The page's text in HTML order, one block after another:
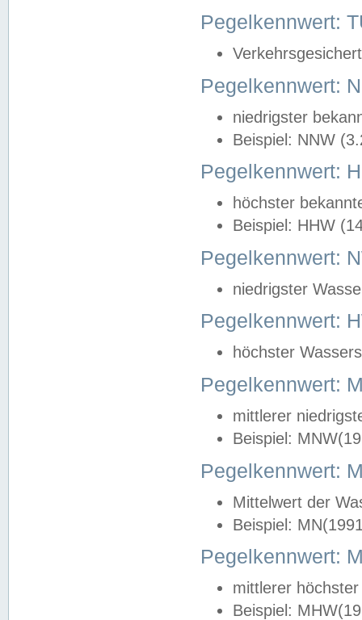
Pegelkennwert:
Pegelkennwert:
niedrigster
Beispiel: NNW
Pegelkennwert:
höchster
Beispiel: HHW
Pegelkennwert:
niedrigster
Pegelkennwert:
höchster
Pegelkennwert:
mittlerer
Beispiel:
Pegelkennwert:
Mittelwert der
Beispiel:
Pegelkennwert:
mittlerer
Beispiel: